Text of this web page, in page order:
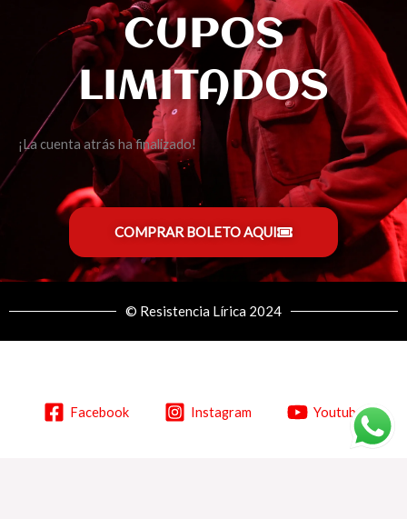
CUPOS
LIMITADOS
¡La cuenta atrás ha finalizado!
COMPRAR BOLETO AQUI
© Resistencia Lírica 2024
Facebook Instagram Youtube